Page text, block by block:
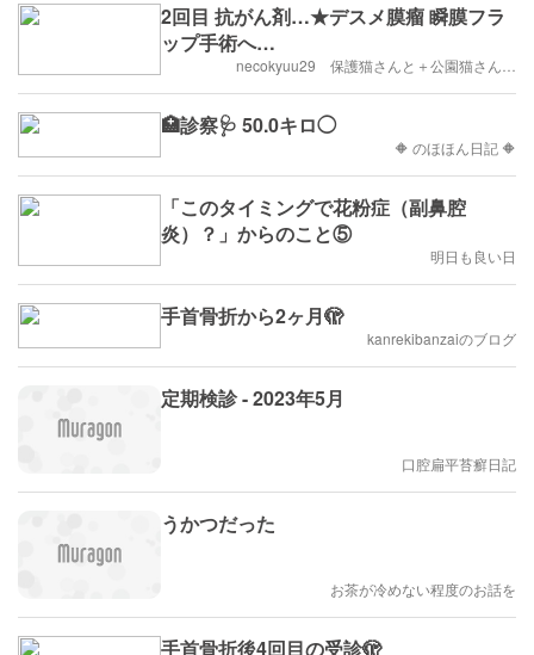
2回目 抗がん剤…★デスメ膜瘤 瞬膜フラ
ップ手術へ…
necokyuu29 保護猫さんと＋公園猫さん…
🏥診察🩺 50.0キロ◯
🔶 のほほん日記 🔶
「このタイミングで花粉症（副鼻腔
炎）？」からのこと⑤
明日も良い日
手首骨折から2ヶ月🫣
kanrekibanzaiのブログ
定期検診 - 2023年5月
口腔扁平苔癬日記
うかつだった
お茶が冷めない程度のお話を
手首骨折後4回目の受診🫣